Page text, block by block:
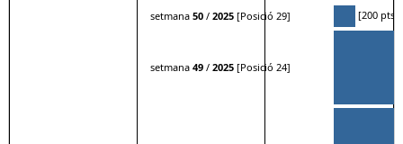
setmana 50/ 2025[Posició 29] [200 pts.]
setmana 49/ 2025[Posició 24]